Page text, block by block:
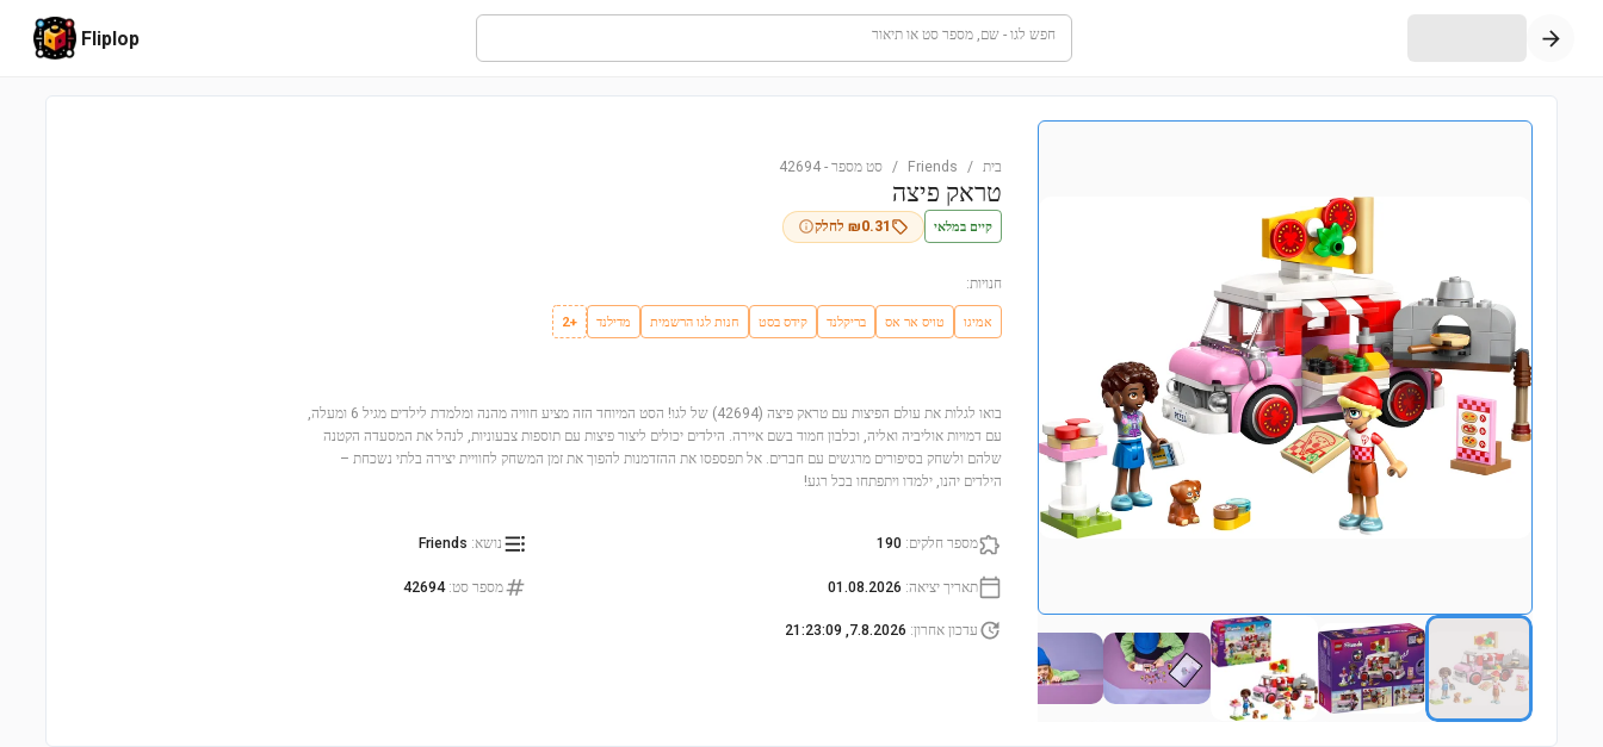
חפש לגו - שם, מספר סט או תיאור Fliplop
בית /
Friends
/ סט מספר -
42694
טראק פיצה
קיים במלאי ₪0.31 לחלק
חנויות:
אמיגו טויס אר אס בריקלנד קידס בסט חנות לגו הרשמית מדילנד +2
בואו לגלות את עולם הפיצות עם טראק פיצה (42694) של לגו! הסט המיוחד הזה מציע חוויה מהנה ומלמדת לילדים מגיל 6 ומעלה,
עם דמויות אוליביה ואליה, וכלבון חמוד בשם איירה. הילדים יכולים ליצור פיצות עם תוספות צבעוניות, לנהל את המסעדה הקטנה
שלהם ולשחק בסיפורים מרגשים עם חברים. אל תפספסו את ההזדמנות להפוך את זמן המשחק לחוויית יצירה בלתי נשכחת –
הילדים יהנו, ילמדו ויתפתחו בכל רגע!
מספר חלקים:
190 נושא:
Friends
תאריך יציאה:
01.08.2026 מספר סט:
42694
עדכון אחרון:
7.8.2026, 21:23:09